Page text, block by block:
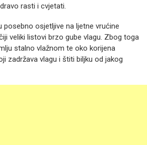
rasti i cvjetati.
posebno osjetljive na ljetne vrućine
veliki listovi brzo gube vlagu. Zbog toga
stalno vlažnom te oko korijena
zadržava vlagu i štiti biljku od jakog